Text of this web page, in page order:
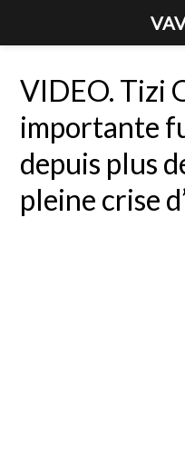
VIDEO. Tizi
importante
depuis plus
pleine crise